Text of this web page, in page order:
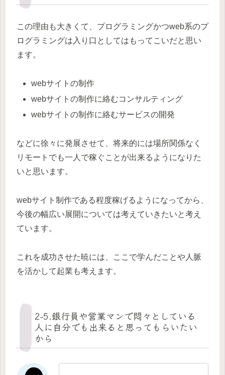
この理由も大きくて、プログラミングかつweb系のプ
ログラミングは入り口としてはもってこいだと思い
ます。
webサイトの制作
webサイトの制作に絡むコンサルティング
webサイトの制作に絡むサービスの開発
などに徐々に発展させて、将来的には場所関係なく
リモートでも一人で稼ぐことが出来るようになりた
いと思います。
webサイト制作である程度稼げるようになってから、
今後の幅広い展開については考えていきたいと考え
ています。
これを成功させた暁には、ここで学んだことや人脈
を活かして起業も考えます。
2-5.銀行員や営業マンで悶々としている
人に自分でも出来ると思ってもらいたい
から